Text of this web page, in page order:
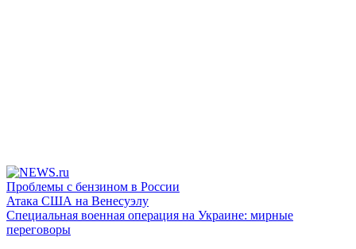
Проблемы с бензином в России
Атака США на Венесуэлу
Специальная военная операция на Украине: мирные
переговоры